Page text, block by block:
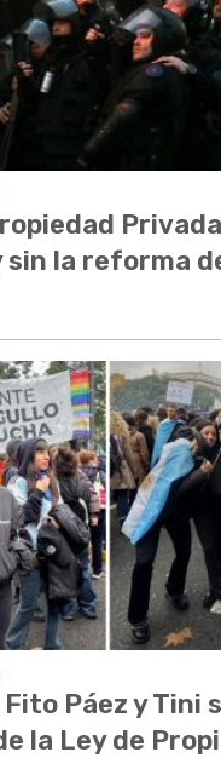
la reforma
Páez y Tini
la Ley de